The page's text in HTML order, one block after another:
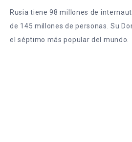
Rusia tiene 98 millones de
de 145 millones de personas. Su
el séptimo más popular del mundo.